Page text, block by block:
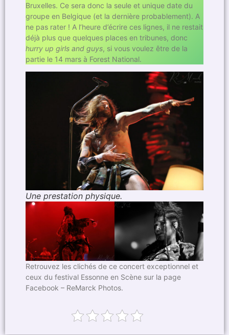
Bruxelles. Ce sera donc la seule et unique date du
groupe en Belgique (et la dernière probablement). A
ne pas rater ! A l’heure d’écrire ces lignes, il ne restait
déjà plus que quelques places en tribunes, donc
hurry up girls and guys, si vous voulez être de la
partie le 14 mars à Forest National.
Une prestation physique.
Retrouvez les clichés de ce concert exceptionnel et
ceux du festival Essonne en Scène sur la page
Facebook – ReMarck Photos.